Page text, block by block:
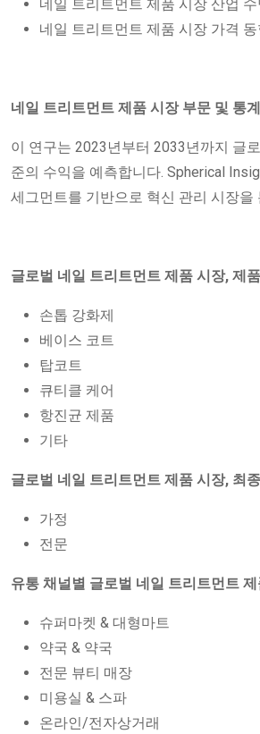
네일 트리트먼트 제품 시장 산업 수
네일 트리트먼트 제품 시장 가격
네일 트리트먼트 제품 시장 부문 및 통계
이 연구는 2023년부터 2033년까지 글
준의 수익을 예측합니다. Spherical
세그먼트를 기반으로 혁신 관리 시장을
글로벌 네일 트리트먼트 제품 시장, 제
손톱 강화제
베이스 코트
탑코트
큐티클 케어
항진균 제품
기타
글로벌 네일 트리트먼트 제품 시장, 최
가정
전문
유통 채널별 글로벌 네일 트리트먼트
슈퍼마켓 & 대형마트
약국 & 약국
전문 뷰티 매장
미용실 & 스파
온라인/전자상거래